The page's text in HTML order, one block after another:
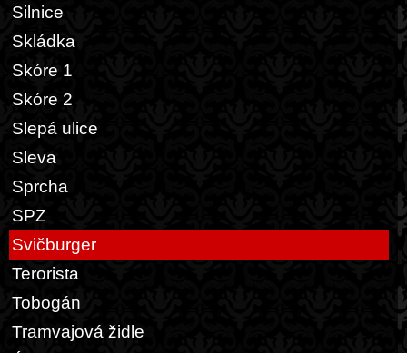
Silnice
Skládka
Skóre 1
Skóre 2
Slepá ulice
Sleva
Sprcha
SPZ
Svičburger
Terorista
Tobogán
Tramvajová židle